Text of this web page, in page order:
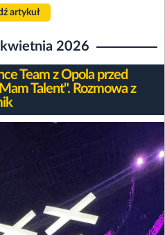
artykuł
2026
Team z Opola przed
Talent". Rozmowa z